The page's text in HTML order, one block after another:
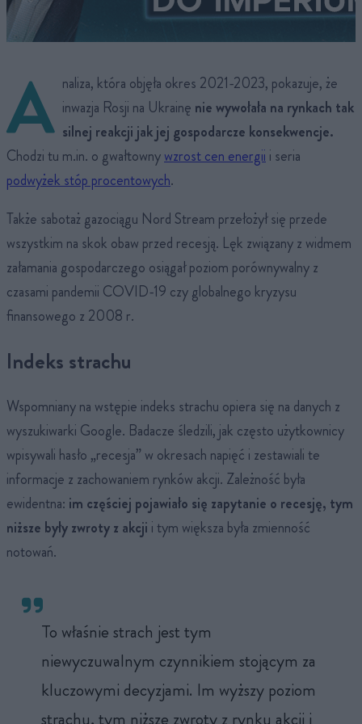
A naliza, która objęła okres 2021-2023, pokazuje, że
inwazja Rosji na Ukrainę nie wywołała na rynkach tak
silnej reakcji jak jej gospodarcze konsekwencje.
Chodzi tu m.in. o gwałtownywzrost cen energii i seria
podwyżek stóp procentowych.
Także sabotaż gazociągu Nord Stream przełożył się przede
wszystkim na skok obaw przed recesją. Lęk związany z widmem
załamania gospodarczego osiągał poziom porównywalny z
czasami pandemii COVID-19 czy globalnego kryzysu
finansowego z 2008 r.
Indeks strachu
Wspomniany na wstępie indeks strachu opiera się na danych z
wyszukiwarki Google. Badacze śledzili, jak często użytkownicy
wpisywali hasło „recesja” w okresach napięć i zestawiali te
informacje z zachowaniem rynków akcji. Zależność była
ewidentna: im częściej pojawiało się zapytanie o recesję, tym
niższe były zwroty z akcji i tym większa była zmienność
notowań.
To właśnie strach jest tym
niewyczuwalnym czynnikiem stojącym za
kluczowymi decyzjami. Im wyższy poziom
strachu, tym niższe zwroty z rynku akcji i